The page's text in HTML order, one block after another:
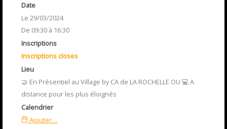
Date
Le 29/03/2024
De 09:30 à 16:30
Inscriptions
Inscriptions closes
Lieu
🤝 En Présentiel au Village by CA de LA ROCHELLE OU 💻 A
distance pour les plus éloignés
Calendrier
Ajouter…